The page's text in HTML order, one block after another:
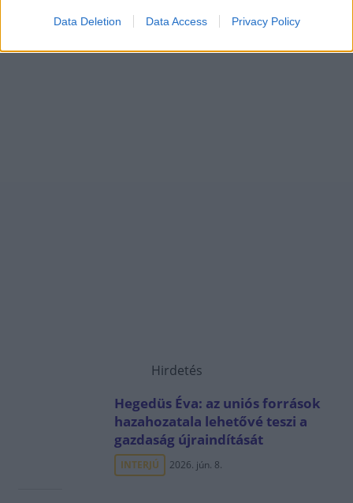
Data Deletion Data Access Privacy Policy
Hirdetés
Hegedüs Éva: az uniós források
hazahozatala lehetővé teszi a
gazdaság újraindítását
INTERJÚ 2026. jún. 8.